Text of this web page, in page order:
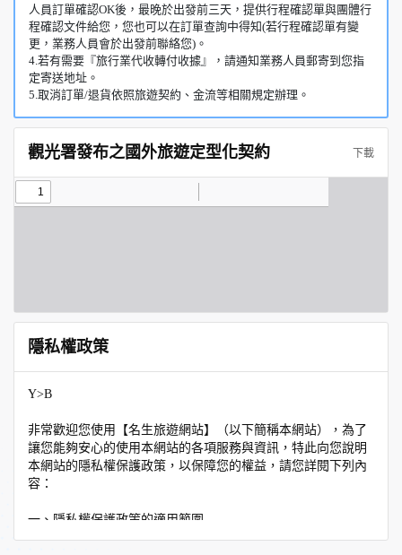
人員訂單確認OK後，最晚於出發前三天，提供行程確認單與團體行
程確認文件給您，您也可以在訂單查詢中得知(若行程確認單有變
更，業務人員會於出發前聯絡您)。
4.若有需要『旅行業代收轉付收據』，請通知業務人員郵寄到您指
定寄送地址。
5.取消訂單/退貨依照旅遊契約、金流等相關規定辦理。
觀光署發布之國外旅遊定型化契約 下載
隱私權政策
Y>B
非常歡迎您使用【名生旅遊網站】（以下簡稱本網站），為了
讓您能夠安心的使用本網站的各項服務與資訊，特此向您說明
本網站的隱私權保護政策，以保障您的權益，請您詳閱下列內
容：
一、隱私權保護政策的適用範圍
隱私權保護政策內容，包括本網站如何處理在您使用網站服務